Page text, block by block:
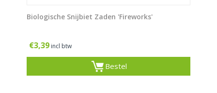
Biologische Snijbiet Zaden 'Fireworks'
€3,39 incl btw
Bestel